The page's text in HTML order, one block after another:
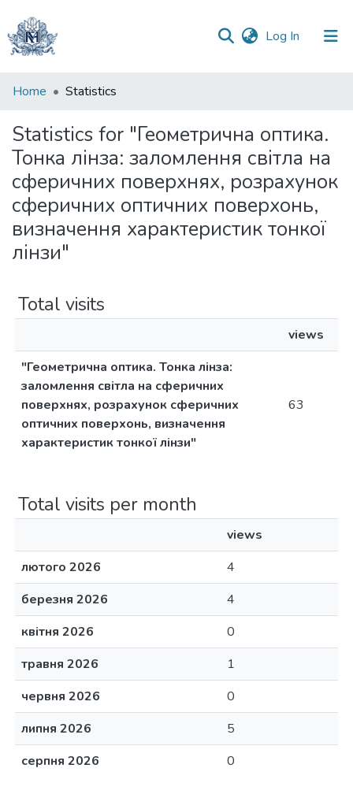
Log In (current)
Communities
Collections
All of DSpace
Home Statistics
Statistics for "Геометрична оптика.
Тонка лінза: заломлення світла на
сферичних поверхнях, розрахунок
сферичних оптичних поверхонь,
визначення характеристик тонкої
лінзи"
Total visits
views
"Геометрична оптика. Тонка лінза:
заломлення світла на сферичних
поверхнях, розрахунок сферичних
оптичних поверхонь, визначення
характеристик тонкої лінзи"
63
Total visits per month
views
лютого 2026
4
березня 2026
4
квітня 2026
0
травня 2026
1
червня 2026
0
липня 2026
5
серпня 2026
0